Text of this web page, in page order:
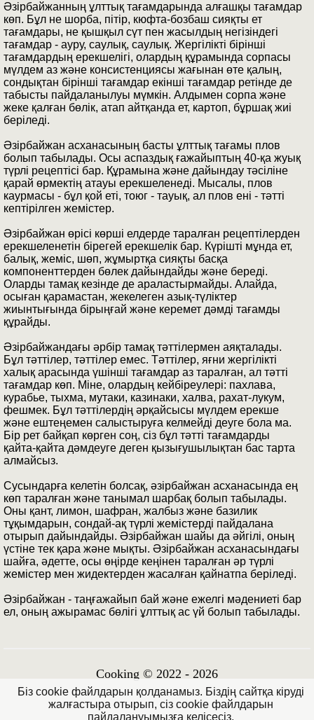
Әзірбайжанның ұлттық тағамдарында алғашқы тағамдар
көп. Бұл не шорба, пітір, кюфта-бозбаш сияқты ет
тағамдары, не қышқыл сүт пен жасылдың негізіндегі
тағамдар - ауру, саулық, саулық. Жергілікті бірінші
тағамдардың ерекшелігі, олардың құрамында сорпасы
мүлдем аз және консистенциясы жағынан өте қалың,
сондықтан бірінші тағамдар екінші тағамдар ретінде де
табысты пайдаланылуы мүмкін. Алдымен сорпа және
жеке қалған бөлік, атап айтқанда ет, картоп, бұршақ жиі
беріледі.
Әзірбайжан асханасының басты ұлттық тағамы плов
болып табылады. Осы аспаздық ғажайыптың 40-қа жуық
түрлі рецептісі бар. Құрамына және дайындау тәсіліне
қарай өрмектің атауы ерекшеленеді. Мысалы, плов
каурмасы - бұл қой еті, тоюг - тауық, ал плов ені - тәтті
кептірілген жемістер.
Әзірбайжан өрісі көрші елдерде таралған рецептілерден
ерекшеленетін бірегей ерекшелік бар. Күрішті мұнда ет,
балық, жеміс, шөп, жұмыртқа сияқты басқа
компоненттерден бөлек дайындайды және береді.
Оларды тамақ кезінде де араластырмайды. Алайда,
осыған қарамастан, жекелеген азық-түліктер
жиынтығында бірыңғай және керемет дәмді тағамды
құрайды.
Әзірбайжандағы әрбір тамақ тәттілермен аяқталады.
Бұл тәттілер, тәттілер емес. Тәттілер, яғни жергілікті
халық арасында үшінші тағамдар аз таралған, ал тәтті
тағамдар көп. Міне, олардың кейбіреулері: пахлава,
курабье, тыхма, мутаки, казинаки, халва, рахат-лукум,
фешмек. Бұл тәттілердің әрқайсысы мүлдем ерекше
және ештеңемен салыстыруға келмейді деуге бола ма.
Бір рет байқап көрген соң, сіз бұл тәтті тағамдарды
қайта-қайта дәмдеуге деген қызығушылықтан бас тарта
алмайсыз.
Сусындарға келетін болсақ, әзірбайжан асханасында ең
көп таралған және танымал шарбақ болып табылады.
Оны қант, лимон, шафран, жалбыз және базилик
тұқымдарын, сондай-ақ түрлі жемістерді пайдалана
отырып дайындайды. Әзірбайжан шайы да әйгілі, оның
үстіне тек қара және мықты. Әзірбайжан асханасындағы
шайға, әдетте, осы өңірде кеңінен таралған әр түрлі
жемістер мен жидектерден жасалған қайнатпа беріледі.
Әзірбайжан - таңғажайып бай және ежелгі мәдениеті бар
ел, оның ажырамас бөлігі ұлттық ас үй болып табылады.
Cooking © 2022 - 2026
Біз cookie файлдарын қолданамыз. Біздің сайтқа кіруді
жалғастыра отырып, сіз cookie файлдарын
пайдалануымызға келісесіз.